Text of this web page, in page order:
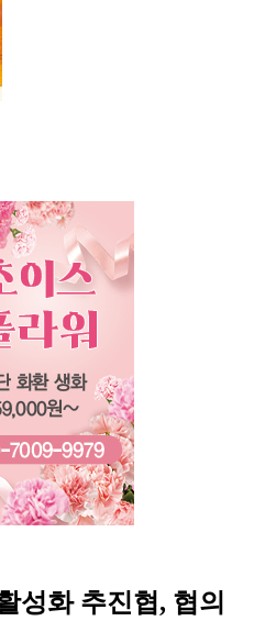
성화 추진협, 협의